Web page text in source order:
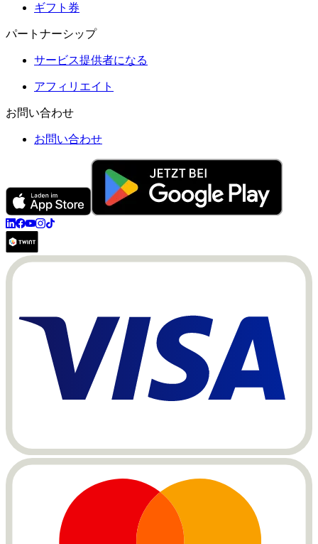
ギフト券
パートナーシップ
サービス提供者になる
アフィリエイト
お問い合わせ
お問い合わせ